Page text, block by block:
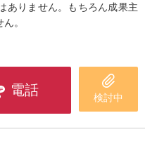
ありません。もちろん成果主
。
電話 検討中